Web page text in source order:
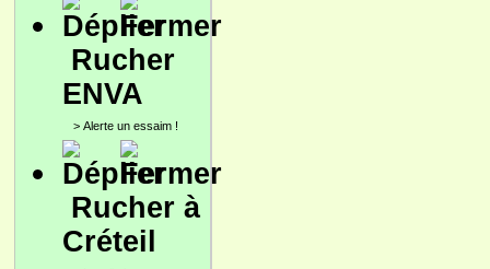
Rucher
ENVA
> Alerte un essaim !
Rucher à
Créteil